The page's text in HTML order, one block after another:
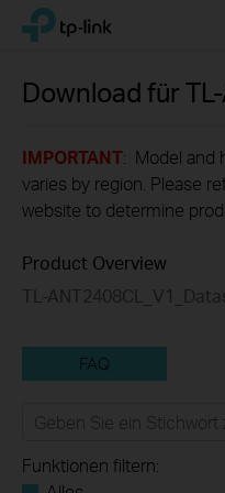
Click
navigation
TP-Link, Reliably Smart
Download für
IMPORTANT: Model and
varies by region. Please
website to determine
Product Overview
TL-
FAQ
Funktionen filtern: